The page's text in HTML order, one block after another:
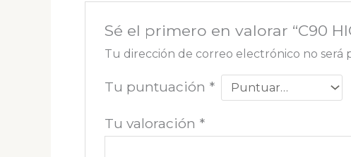
Sé el primero en valorar “C90
Tu dirección de correo electrónico no será
Tu puntuación *
Tu valoración *